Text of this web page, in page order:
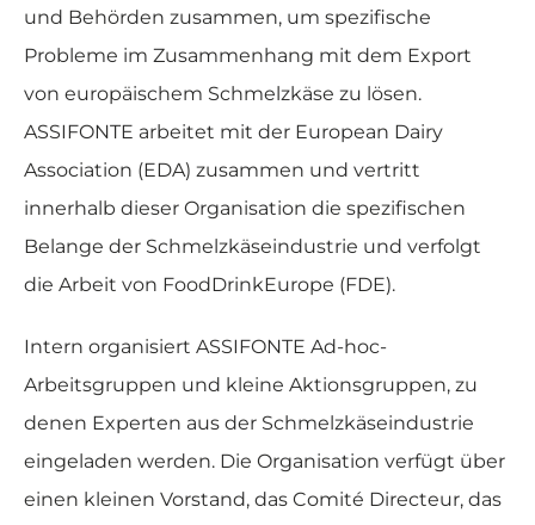
und Behörden zusammen, um spezifische
Probleme im Zusammenhang mit dem Export
von europäischem Schmelzkäse zu lösen.
ASSIFONTE arbeitet mit der European Dairy
Association (EDA) zusammen und vertritt
innerhalb dieser Organisation die spezifischen
Belange der Schmelzkäseindustrie und verfolgt
die Arbeit von FoodDrinkEurope (FDE).
Intern organisiert ASSIFONTE Ad-hoc-
Arbeitsgruppen und kleine Aktionsgruppen, zu
denen Experten aus der Schmelzkäseindustrie
eingeladen werden. Die Organisation verfügt über
einen kleinen Vorstand, das Comité Directeur, das